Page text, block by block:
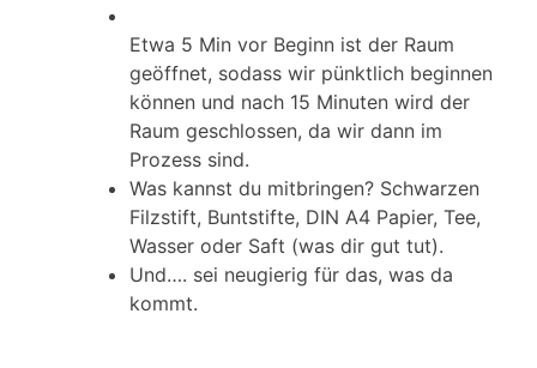
Etwa 5 Min vor Beginn ist der Raum
geöffnet, sodass wir pünktlich beginnen
können und nach 15 Minuten wird der
Raum geschlossen, da wir dann im
Prozess sind.
Was kannst du mitbringen? Schwarzen
Filzstift, Buntstifte, DIN A4 Papier, Tee,
Wasser oder Saft (was dir gut tut).
Und…. sei neugierig für das, was da
kommt.